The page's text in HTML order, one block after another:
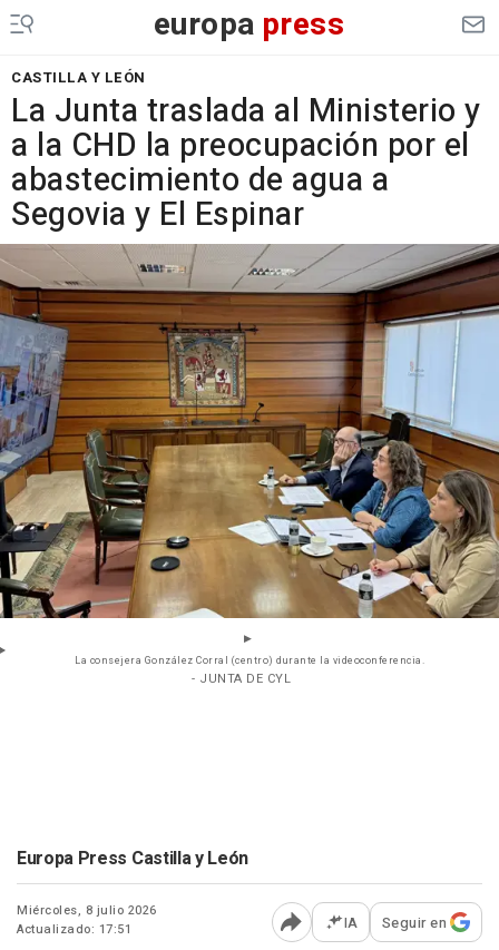
europa press
CASTILLA Y LEÓN
La Junta traslada al Ministerio y
a la CHD la preocupación por el
abastecimiento de agua a
Segovia y El Espinar
La consejera González Corral (centro) durante la videoconferencia.
- JUNTA DE CYL
Europa Press Castilla y León
Miércoles, 8 julio 2026
Actualizado: 17:51
Abrir opciones para
IA Seguir en